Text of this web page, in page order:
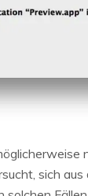
sich aus